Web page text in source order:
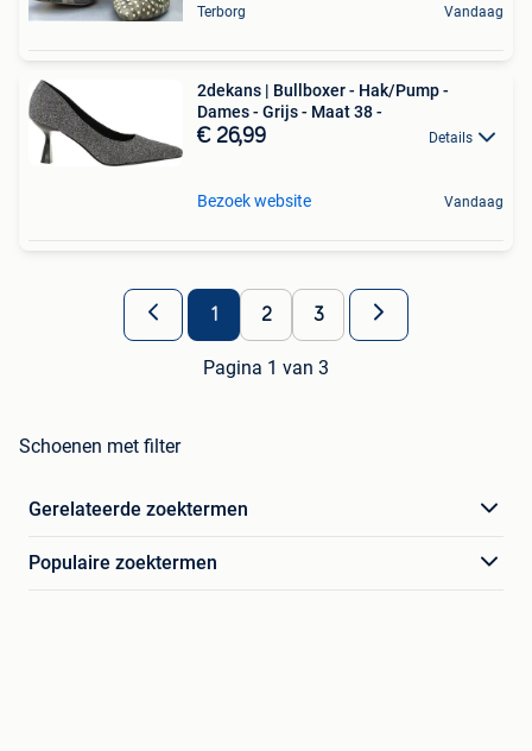
Terborg Vandaag
2dekans | Bullboxer - Hak/Pump -
Dames - Grijs - Maat 38 -
€ 26,99 Details
Bezoek website Vandaag
1 2 3
Pagina 1 van 3
Schoenen met filter
Gerelateerde zoektermen
Populaire zoektermen